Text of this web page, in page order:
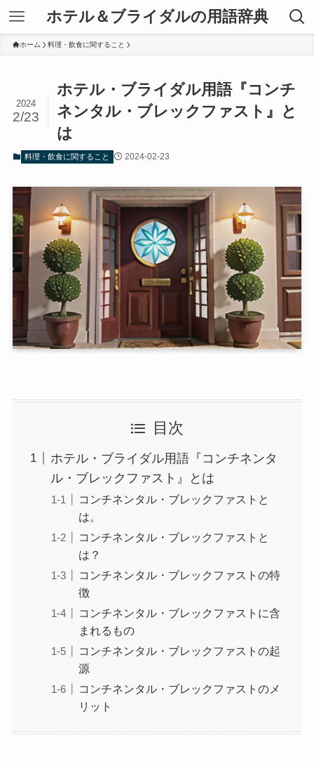
ホテル＆ブライダルの用語辞典
ホーム 料理・飲食に関すること
ホテル・ブライダル用語『コンチ
ネンタル・ブレックファスト』と
は
2024
2/23
料理・飲食に関すること 2024-02-23
目次
ホテル・ブライダル用語『コンチネンタ
ル・ブレックファスト』とは
コンチネンタル・ブレックファストと
は。
コンチネンタル・ブレックファストと
は？
コンチネンタル・ブレックファストの特
徴
コンチネンタル・ブレックファストに含
まれるもの
コンチネンタル・ブレックファストの起
源
コンチネンタル・ブレックファストのメ
リット